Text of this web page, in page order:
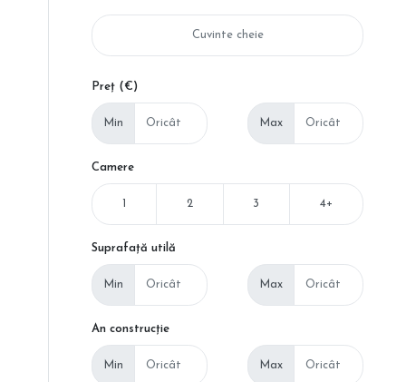
Preț (€)
Min Max
Camere
1 2 3 4+
Suprafață utilă
Min Max
An construcție
Min Max